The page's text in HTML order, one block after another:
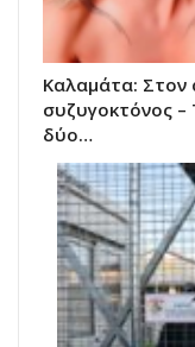
Καλαμάτα: Στον
συζυγοκτόνος –
δύο…